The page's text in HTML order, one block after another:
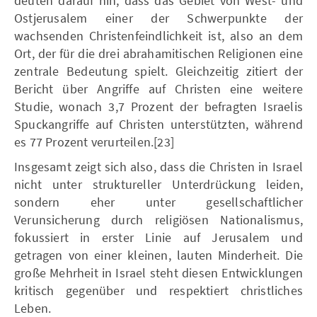
Ostjerusalem einer der Schwerpunkte der
wachsenden Christenfeindlichkeit ist, also an dem
Ort, der für die drei abrahamitischen Religionen eine
zentrale Bedeutung spielt. Gleichzeitig zitiert der
Bericht über Angriffe auf Christen eine weitere
Studie, wonach 3,7 Prozent der befragten Israelis
Spuckangriffe auf Christen unterstützten, während
es 77 Prozent verurteilen.[23]
Insgesamt zeigt sich also, dass die Christen in Israel
nicht unter struktureller Unterdrückung leiden,
sondern eher unter gesellschaftlicher
Verunsicherung durch religiösen Nationalismus,
fokussiert in erster Linie auf Jerusalem und
getragen von einer kleinen, lauten Minderheit. Die
große Mehrheit in Israel steht diesen Entwicklungen
kritisch gegenüber und respektiert christliches
Leben.